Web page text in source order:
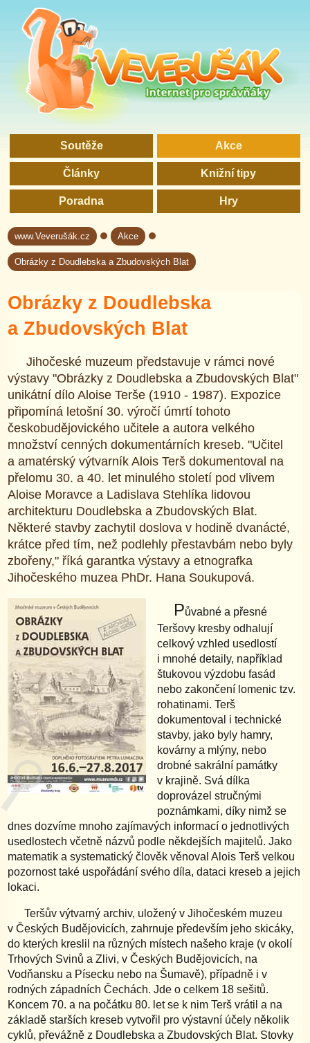
Soutěže Akce
Články Knižní tipy
Poradna Hry
www.Veverušák.cz→ Akce→
Obrázky z Doudlebska a Zbudovských Blat
Obrázky z Doudlebska
a Zbudovských Blat
Jihočeské muzeum představuje v rámci nové
výstavy "Obrázky z Doudlebska a Zbudovských Blat"
unikátní dílo Aloise Terše (1910 - 1987). Expozice
připomíná letošní 30. výročí úmrtí tohoto
českobudějovického učitele a autora velkého
množství cenných dokumentárních kreseb. "Učitel
a amatérský výtvarník Alois Terš dokumentoval na
přelomu 30. a 40. let minulého století pod vlivem
Aloise Moravce a Ladislava Stehlíka lidovou
architekturu Doudlebska a Zbudovských Blat.
Některé stavby zachytil doslova v hodině dvanácté,
krátce před tím, než podlehly přestavbám nebo byly
zbořeny," říká garantka výstavy a etnografka
Jihočeského muzea PhDr. Hana Soukupová.
Půvabné a přesné
Teršovy kresby odhalují
celkový vzhled usedlostí
i mnohé detaily, například
štukovou výzdobu fasád
nebo zakončení lomenic tzv.
rohatinami. Terš
dokumentoval i technické
stavby, jako byly hamry,
kovárny a mlýny, nebo
drobné sakrální památky
v krajině. Svá dílka
doprovázel stručnými
poznámkami, díky nimž se
dnes dozvíme mnoho zajímavých informací o jednotlivých
usedlostech včetně názvů podle někdejších majitelů. Jako
matematik a systematický člověk věnoval Alois Terš velkou
pozornost také uspořádání svého díla, dataci kreseb a jejich
lokaci.
Teršův výtvarný archiv, uložený v Jihočeském muzeu
v Českých Budějovicích, zahrnuje především jeho skicáky,
do kterých kreslil na různých místech našeho kraje (v okolí
Trhových Svinů a Zlivi, v Českých Budějovicích, na
Vodňansku a Písecku nebo na Šumavě), případně i v
rodných západních Čechách. Jde o celkem 18 sešitů.
Koncem 70. a na počátku 80. let se k nim Terš vrátil a na
základě starších kreseb vytvořil pro výstavní účely několik
cyklů, převážně z Doudlebska a Zbudovských Blat. Stovky